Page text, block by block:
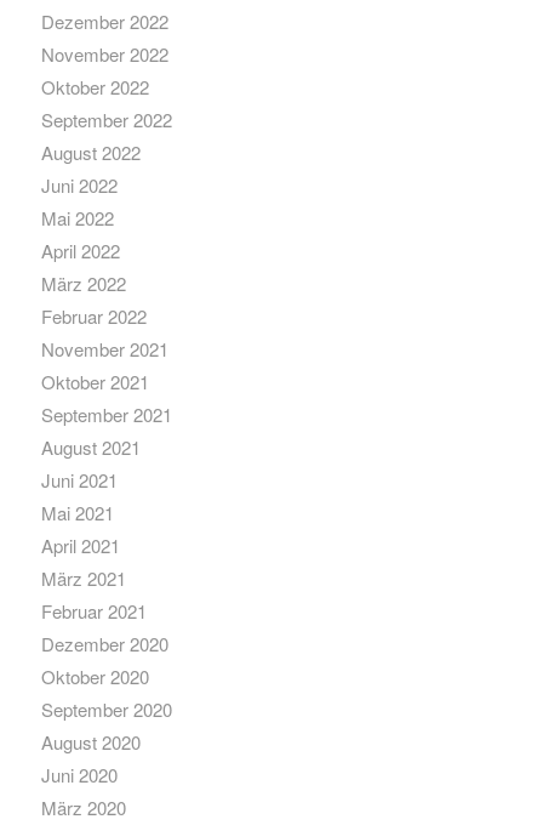
Dezember 2022
November 2022
Oktober 2022
September 2022
August 2022
Juni 2022
Mai 2022
April 2022
März 2022
Februar 2022
November 2021
Oktober 2021
September 2021
August 2021
Juni 2021
Mai 2021
April 2021
März 2021
Februar 2021
Dezember 2020
Oktober 2020
September 2020
August 2020
Juni 2020
März 2020